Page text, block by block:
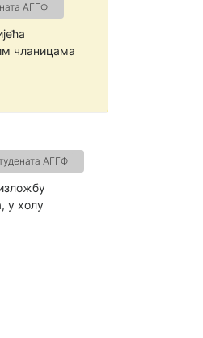
АГГФ
чланицама
АГГФ
у холу